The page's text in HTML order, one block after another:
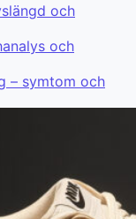
och
och
– symtom och